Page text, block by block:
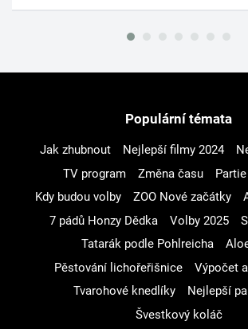
Populární témata
Jak zhubnout Nejlepší filmy 2024
TV program
Změna času Partie
Kdy budou volby
ZOO Nové začátky
7 pádů Honzy Dědka
Volby 2025
Tatarák podle Pohlreicha
Pěstování lichořeřišnice
Výpočet
Tvarohové knedlíky
Nejlepší
Švestkový koláč